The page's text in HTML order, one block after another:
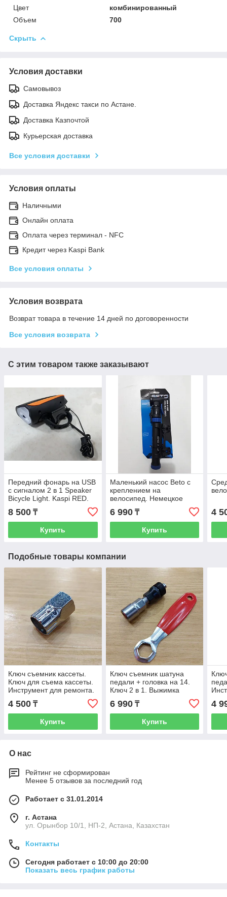
Цвет
комбинированный
Объем
700
Скрыть
Условия доставки
Самовывоз
Доставка Яндекс такси по Астане.
Доставка Казпочтой
Курьерская доставка
Все условия доставки
Условия оплаты
Наличными
Онлайн оплата
Оплата через терминал - NFC
Кредит через Kaspi Bank
Все условия оплаты
Условия возврата
Возврат товара в течение 14 дней по договоренности
Все условия возврата
С этим товаром также заказывают
Передний фонарь на USB
с сигналом 2 в 1 Speaker
Bicycle Light. Kaspi RED.
8 500 ₸
Купить
Маленький насос Beto с
креплением на
велосипед. Немецкое
Рассрочка.
6 990₸
Купить
4
Подобные товары компании
Ключ съемник кассеты.
Ключ для съема кассеты.
Инструмент для ремонта.
4 500 ₸
Купить
Ключ съемник шатуна
педали + головка на 14.
Ключ 2 в 1. Выжимка
шатуна. Инструмент для
ремонта.
6 990₸
Купить
4
О нас
Рейтинг не сформирован
Менее 5 отзывов за последний год
Работает с 31.01.2014
г. Астана
ул. Орынбор 10/1, НП-2, Астана, Казахстан
Контакты
Сегодня работает с 10:00 до 20:00
Показать весь график работы